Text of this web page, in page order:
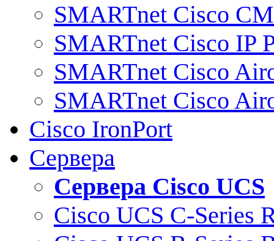
SMARTnet Cisco
SMARTnet Cisco IP
SMARTnet Cisco
SMARTnet Cisco
Cisco IronPort
Сервера
Сервера Cisco UCS
Cisco UCS C-Series